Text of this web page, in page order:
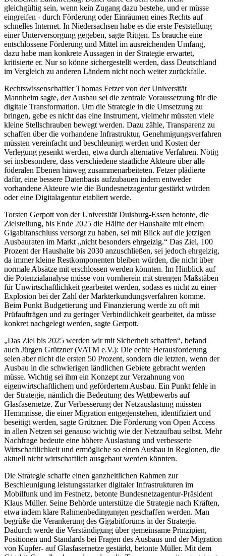
gleichgültig sein, wenn kein Zugang dazu bestehe, und er müsse
eingreifen - durch Förderung oder Einräumen eines Rechts auf
schnelles Internet. In Niedersachsen habe es die erste Feststellung
einer Unterversorgung gegeben, sagte Ritgen. Es brauche eine
entschlossene Förderung und Mittel im ausreichenden Umfang,
dazu habe man konkrete Aussagen in der Strategie erwartet,
kritisierte er. Nur so könne sichergestellt werden, dass Deutschland
im Vergleich zu anderen Ländern nicht noch weiter zurückfalle.
Rechtswissenschaftler Thomas Fetzer von der Universität
Mannheim sagte, der Ausbau sei die zentrale Voraussetzung für die
digitale Transformation. Um die Strategie in die Umsetzung zu
bringen, gebe es nicht das eine Instrument, vielmehr müssten viele
kleine Stellschrauben bewegt werden. Dazu zähle, Transparenz zu
schaffen über die vorhandene Infrastruktur, Genehmigungsverfahren
müssten vereinfacht und beschleunigt werden und Kosten der
Verlegung gesenkt werden, etwa durch alternative Verfahren. Nötig
sei insbesondere, dass verschiedene staatliche Akteure über alle
föderalen Ebenen hinweg zusammenarbeiteten. Fetzer plädierte
dafür, eine bessere Datenbasis aufzubauen indem entweder
vorhandene Akteure wie die Bundesnetzagentur gestärkt würden
oder eine Digitalagentur etabliert werde.
Torsten Gerpott von der Universität Duisburg-Essen betonte, die
Zielstellung, bis Ende 2025 die Hälfte der Haushalte mit einem
Gigabitanschluss versorgt zu haben, sei mit Blick auf die jetzigen
Ausbauraten im Markt „nicht besonders ehrgeizig.“ Das Ziel, 100
Prozent der Haushalte bis 2030 anzuschließen, sei jedoch ehrgeizig,
da immer kleine Restkomponenten bleiben würden, die nicht über
normale Absätze mit erschlossen werden könnten. Im Hinblick auf
die Potenzialanalyse müsse von vornherein mit strengen Maßstäben
für Unwirtschaftlichkeit gearbeitet werden, sodass es nicht zu einer
Explosion bei der Zahl der Markterkundungsverfahren komme.
Beim Punkt Budgetierung und Finanzierung werde zu oft mit
Prüfaufträgen und zu geringer Verbindlichkeit gearbeitet, da müsse
konkret nachgelegt werden, sagte Gerpott.
„Das Ziel bis 2025 werden wir mit Sicherheit schaffen“, befand
auch Jürgen Grützner (VATM e.V.): Die echte Herausforderung
seien aber nicht die ersten 50 Prozent, sondern die letzten, wenn der
Ausbau in die schwierigen ländlichen Gebiete gebracht werden
müsse. Wichtig sei ihm ein Konzept zur Verzahnung von
eigenwirtschaftlichem und gefördertem Ausbau. Ein Punkt fehle in
der Strategie, nämlich die Bedeutung des Wettbewerbs auf
Glasfasernetze. Zur Verbesserung der Netzauslastung müssten
Hemmnisse, die einer Migration entgegenstehen, identifiziert und
beseitigt werden, sagte Grützner. Die Förderung von Open Access
in allen Netzen sei genauso wichtig wie der Netzaufbau selbst. Mehr
Nachfrage bedeute eine höhere Auslastung und verbesserte
Wirtschaftlichkeit und ermögliche so einen Ausbau in Regionen, die
aktuell nicht wirtschaftlich ausgebaut werden könnten.
Die Strategie schaffe einen ganzheitlichen Rahmen zur
Beschleunigung leistungsstarker digitaler Infrastrukturen im
Mobilfunk und im Festnetz, betonte Bundesnetzagentur-Präsident
Klaus Müller. Seine Behörde unterstütze die Strategie nach Kräften,
etwa indem klare Rahmenbedingungen geschaffen werden. Man
begrüße die Verankerung des Gigabitforums in der Strategie.
Dadurch werde die Verständigung über gemeinsame Prinzipien,
Positionen und Standards bei Fragen des Ausbaus und der Migration
von Kupfer- auf Glasfasernetze gestärkt, betonte Müller. Mit dem